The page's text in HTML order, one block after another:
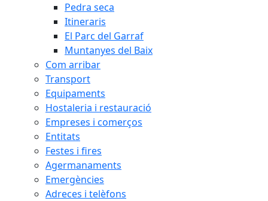
Pedra seca
Itineraris
El Parc del Garraf
Muntanyes del Baix
Com arribar
Transport
Equipaments
Hostaleria i restauració
Empreses i comerços
Entitats
Festes i fires
Agermanaments
Emergències
Adreces i telèfons